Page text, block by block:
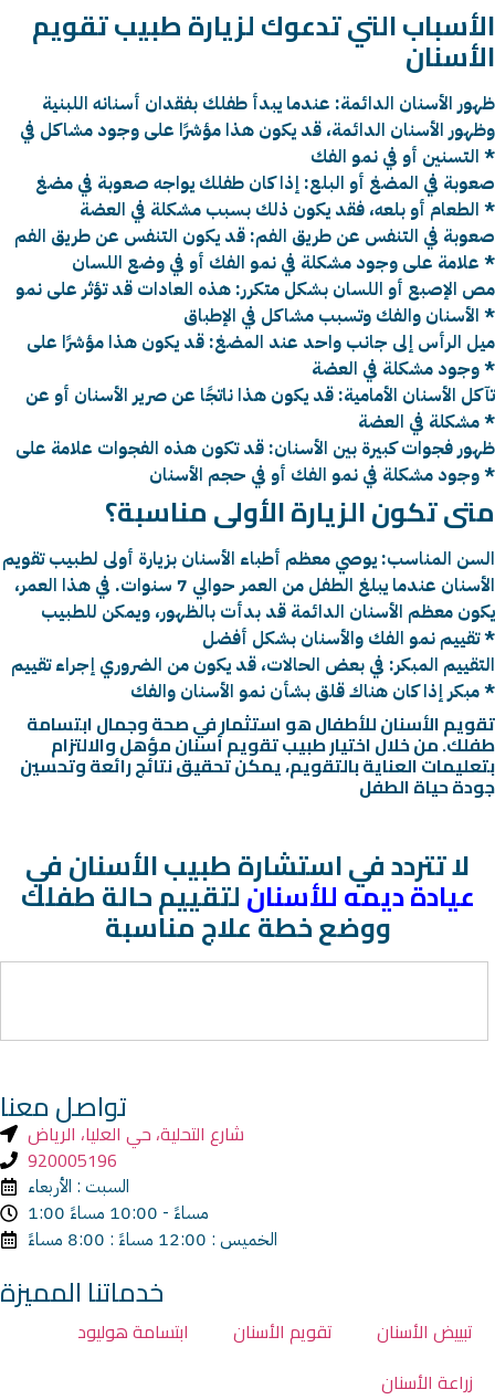
الأسباب التي تدعوك لزيارة طبيب تقويم
الأسنان
ظهور الأسنان الدائمة: عندما يبدأ طفلك بفقدان أسنانه اللبنية
وظهور الأسنان الدائمة، قد يكون هذا مؤشرًا على وجود مشاكل في
التسنين أو في نمو الفك *
صعوبة في المضغ أو البلع: إذا كان طفلك يواجه صعوبة في مضغ
الطعام أو بلعه، فقد يكون ذلك بسبب مشكلة في العضة *
صعوبة في التنفس عن طريق الفم: قد يكون التنفس عن طريق الفم
علامة على وجود مشكلة في نمو الفك أو في وضع اللسان *
مص الإصبع أو اللسان بشكل متكرر: هذه العادات قد تؤثر على نمو
الأسنان والفك وتسبب مشاكل في الإطباق *
ميل الرأس إلى جانب واحد عند المضغ: قد يكون هذا مؤشرًا على
وجود مشكلة في العضة *
تآكل الأسنان الأمامية: قد يكون هذا ناتجًا عن صرير الأسنان أو عن
مشكلة في العضة *
ظهور فجوات كبيرة بين الأسنان: قد تكون هذه الفجوات علامة على
وجود مشكلة في نمو الفك أو في حجم الأسنان *
متى تكون الزيارة الأولى مناسبة؟
السن المناسب: يوصي معظم أطباء الأسنان بزيارة أولى لطبيب تقويم
الأسنان عندما يبلغ الطفل من العمر حوالي 7 سنوات. في هذا العمر،
يكون معظم الأسنان الدائمة قد بدأت بالظهور، ويمكن للطبيب
تقييم نمو الفك والأسنان بشكل أفضل *
التقييم المبكر: في بعض الحالات، قد يكون من الضروري إجراء تقييم
مبكر إذا كان هناك قلق بشأن نمو الأسنان والفك *
تقويم الأسنان للأطفال هو استثمار في صحة وجمال ابتسامة
طفلك. من خلال اختيار طبيب تقويم أسنان مؤهل والالتزام
بتعليمات العناية بالتقويم، يمكنتحقيق نتائج رائعة وتحسين
جودة حياة الطفل
لا تتردد في استشارة طبيب الأسنان في
عيادة ديمه للأسنانلتقييم حالة طفلك
ووضع خطة علاج مناسبة
تواصل معنا
شارع التحلية، حي العليا، الرياض
920005196
السبت : الأربعاء
1:00 مساءً - 10:00 مساءً
الخميس : 12:00 مساءً : 8:00 مساءً
خدماتنا المميزة
ابتسامة هوليود تقويم الأسنان
تبييض الأسنان
زراعة الأسنان